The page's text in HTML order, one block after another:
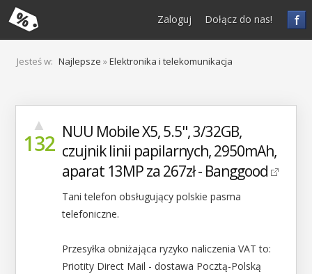
f
Zaloguj Dołącz do nas!
Jesteś w: Najlepsze »Elektronika i telekomunikacja
▲
132 NUU Mobile X5, 5.5", 3/32GB,
czujnik linii papilarnych, 2950mAh,
aparat 13MP za 267zł - Banggood
Tani telefon obsługujący polskie pasma
telefoniczne.
Przesyłka obniżająca ryzyko naliczenia VAT to:
Priotity Direct Mail - dostawa Pocztą-Polską